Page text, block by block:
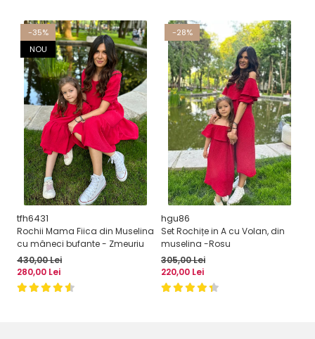
-35%
NOU
tfh6431
Rochii Mama Fiica din Muselina
cu mâneci bufante - Zmeuriu
430,00 Lei
280,00 Lei
-28%
hgu86
Set Rochițe in A cu Volan, din
muselina -Rosu
305,00 Lei
220,00 Lei